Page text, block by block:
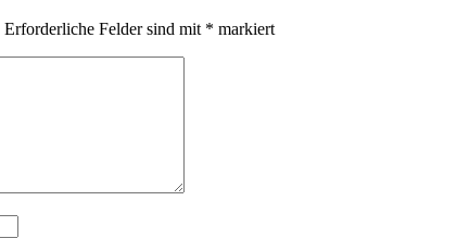
Erforderliche Felder sind mit * markiert